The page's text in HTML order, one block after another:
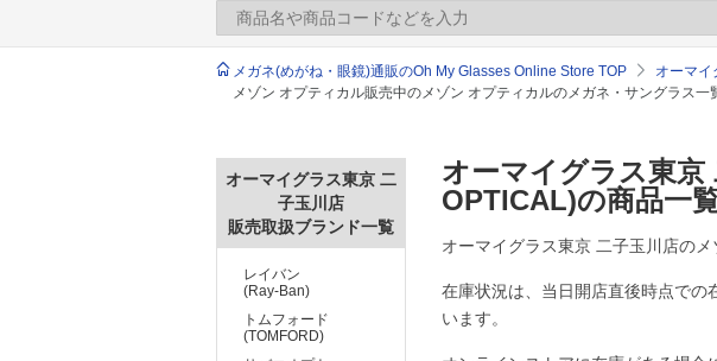
メガネ(めがね・眼鏡)通販のOh My Glasses Online Store TOP オーマイ
メゾン オプティカル販売中のメゾン オプティカルのメガネ・サングラス一
オーマイグラス東京
OPTICAL)の商品一
オーマイグラス東京 二子玉川店の
在庫状況は、当日開店直後時点での
います。
オーマイグラス東京 二
子玉川店
販売取扱ブランド一覧
レイバン
(Ray-Ban)
トムフォード
(TOMFORD)